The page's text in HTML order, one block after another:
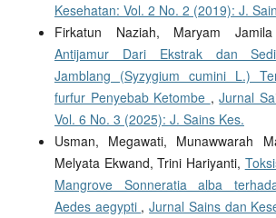
Kesehatan: Vol. 2 No. 2 (2019): J.
Firkatun Naziah, Maryam
Antijamur Dari Ekstrak dan
Jamblang (Syzygium cumini L.)
furfur Penyebab Ketombe ,Jurnal
Vol. 6 No. 3 (2025): J. Sains Kes.
Usman, Megawati, Munawwarah
Melyata Ekwand, Trini Hariyanti,
Mangrove Sonneratia alba
Aedes aegypti ,Jurnal Sains dan